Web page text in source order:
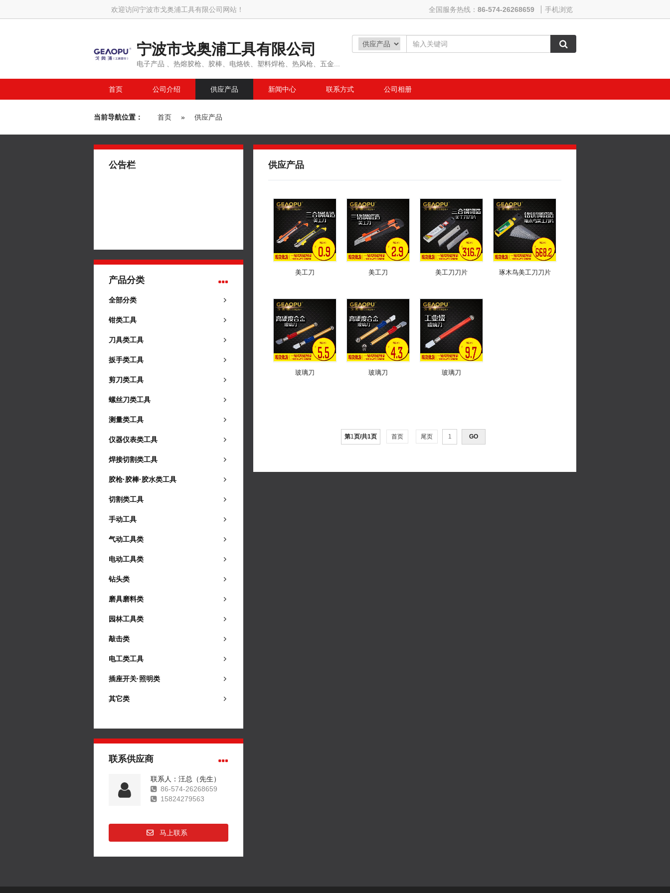
欢迎访问宁波市戈奥浦工具有限公司网站！ 全国服务热线： 86-574-26268659 手机浏览
宁波市戈奥浦工具有限公司
电子产品 、热熔胶枪、胶棒、电烙铁、塑料焊枪、热风枪、五金...
首页 公司介绍 供应产品 新闻中心 联系方式 公司相册
当前导航位置： 首页 » 供应产品
公告栏
产品分类
全部分类
钳类工具
刀具类工具
扳手类工具
剪刀类工具
螺丝刀类工具
测量类工具
仪器仪表类工具
焊接切割类工具
胶枪·胶棒·胶水类工具
切割类工具
手动工具
气动工具类
电动工具类
钻头类
磨具磨料类
园林工具类
敲击类
电工类工具
插座开关·照明类
其它类
联系供应商
联系人：汪总（先生）
86-574-26268659
15824279563
马上联系
供应产品
美工刀 美工刀 美工刀刀片 琢木鸟美工刀刀片
玻璃刀 玻璃刀 玻璃刀
第1页/共1页 首页 尾页